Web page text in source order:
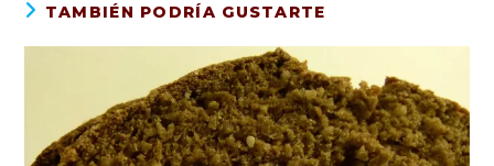
TAMBIÉN PODRÍA GUSTARTE